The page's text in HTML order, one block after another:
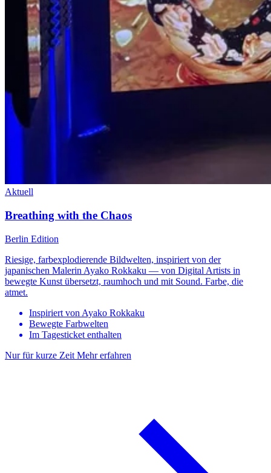
Aktuell
Breathing with the Chaos
Berlin Edition
Riesige, farbexplodierende Bildwelten, inspiriert von der
japanischen Malerin Ayako Rokkaku — von Digital Artists in
bewegte Kunst übersetzt, raumhoch und mit Sound. Farbe, die
atmet.
Inspiriert von Ayako Rokkaku
Bewegte Farbwelten
Im Tagesticket enthalten
Nur für kurze Zeit Mehr erfahren